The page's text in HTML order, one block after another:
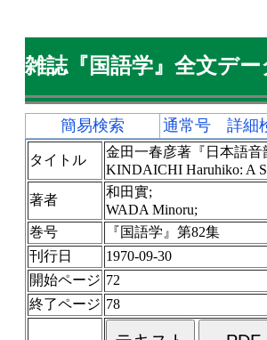
雑誌『国語学』全文デ
簡易検索 通常号 詳細
タイトル
金田一春彦著『日本語音
KINDAICHI Haruhiko: A
著者
和田實;
WADA Minoru;
巻号
『国語学』第82集
刊行日
1970-09-30
開始ページ 72
終了ページ 78